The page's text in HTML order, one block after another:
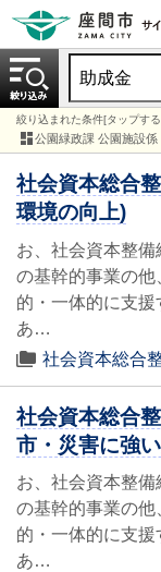
絞り込まれた条件[タップす
公園緑政課 公園施設係
社会資本総合
環境の向上)
お、社会資本整備
の基幹的事業の
的・一体的に支
あ…
社会資本総合
社会資本総合
市・災害に強
お、社会資本整備
の基幹的事業の
的・一体的に支
あ…